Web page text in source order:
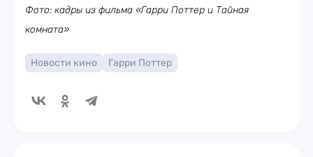
Фото: кадры из фильма «Гарри Поттер и Тайная
комната»
Новости кино Гарри Поттер